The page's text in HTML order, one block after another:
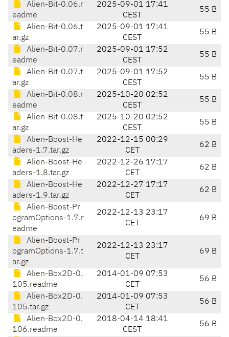
Alien-Bit-0.06.r
eadme
2025-09-01 17:41
CEST
55 B
Alien-Bit-0.06.t
ar.gz
2025-09-01 17:41
CEST
55 B
Alien-Bit-0.07.r
eadme
2025-09-01 17:52
CEST
55 B
Alien-Bit-0.07.t
ar.gz
2025-09-01 17:52
CEST
55 B
Alien-Bit-0.08.r
eadme
2025-10-20 02:52
CEST
55 B
Alien-Bit-0.08.t
ar.gz
2025-10-20 02:52
CEST
55 B
Alien-Boost-He
aders-1.7.tar.gz
2022-12-15 00:29
CET
62 B
Alien-Boost-He
aders-1.8.tar.gz
2022-12-26 17:17
CET
62 B
Alien-Boost-He
aders-1.9.tar.gz
2022-12-27 17:17
CET
62 B
Alien-Boost-Pr
ogramOptions-1.7.r
eadme
2022-12-13 23:17
CET
69 B
Alien-Boost-Pr
ogramOptions-1.7.t
ar.gz
2022-12-13 23:17
CET
69 B
Alien-Box2D-0.
105.readme
2014-01-09 07:53
CET
56 B
Alien-Box2D-0.
105.tar.gz
2014-01-09 07:53
CET
56 B
Alien-Box2D-0.
106.readme
2018-04-14 18:41
CEST
56 B